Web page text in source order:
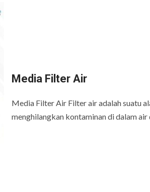
Media Filter Air
Media Filter Air Filter air adalah suatu
menghilangkan kontaminan di dalam air